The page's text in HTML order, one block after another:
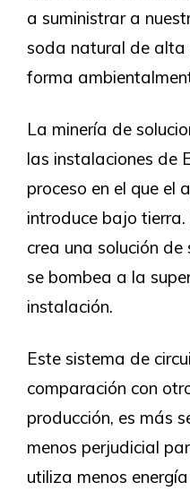
a suministrar a
soda natural de
forma
La minería de
las instalaciones de
proceso en el que el
introduce bajo
crea una solución
se bombea a la
instalación.
Este sistema de
comparación con
producción, es más
menos perjudicial
utiliza menos